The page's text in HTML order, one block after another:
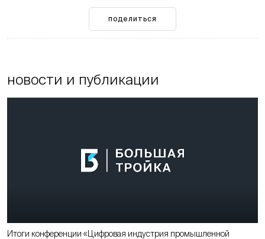
поделиться
новости и публикации
Итоги конференции «Цифровая индустрия промышленной